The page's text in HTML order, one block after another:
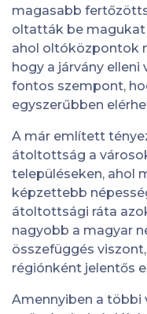
magasabb
oltatták be magukat
ahol oltóközpontok
hogy a járvány
fontos szempont,
egyszerűbben
A már említett
átoltottság a
településeken, ahol
képzettebb
átoltottsági ráta
nagyobb a magyar
összefüggés
régiónként jelentős
Amennyiben a